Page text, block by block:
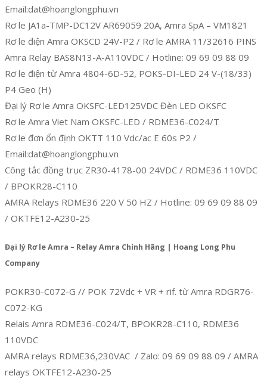
Email:dat@hoanglongphu.vn
Rơ le JA1a-TMP-DC12V AR69059 20A, Amra SpA – VM1821
Rơ le điện Amra OKSCD 24V-P2 / Rơ le AMRA 11/32616 PINS
Amra Relay BAS8N13-A-A110VDC / Hotline: 09 69 09 88 09
Rơ le điện từ Amra 4804-6D-52, POKS-DI-LED 24 V-(18/33)
P4 Geo (H)
Đại lý Rơ le Amra OKSFC-LED125VDC Đèn LED OKSFC
Rơ le Amra Viet Nam OKSFC-LED / RDME36-C024/T
Rơ le đơn ổn định OKTT 110 Vdc/ac E 60s P2 /
Email:dat@hoanglongphu.vn
Công tắc đồng trục ZR30-4178-00 24VDC / RDME36 110VDC
/ BPOKR28-C110
AMRA Relays RDME36 220 V 50 HZ / Hotline: 09 69 09 88 09
/ OKTFE12-A230-25
Đại lý Rơ le Amra – Relay Amra Chính Hãng | Hoang Long Phu
Company
POKR30-C072-G // POK 72Vdc + VR + rif. từ Amra RDGR76-
C072-KG
Relais Amra RDME36-C024/T, BPOKR28-C110, RDME36
110VDC
AMRA relays RDME36,230VAC / Zalo: 09 69 09 88 09 / AMRA
relays OKTFE12-A230-25